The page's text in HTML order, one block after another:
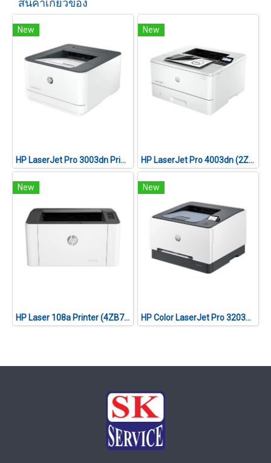
สินค้าเกี่ยวข้อง
New
HP LaserJet Pro 3003dn Printer (3G653A)
New
HP LaserJet Pro 4003dn (2Z609A)
New
HP Laser 108a Printer (4ZB79A)
New
HP Color LaserJet Pro 3203dw (499N4A)